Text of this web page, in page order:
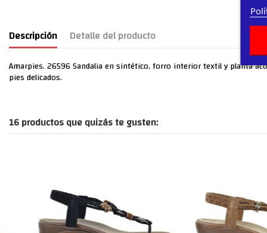
Descripción Detalle del producto
Amarpies. 26596 Sandalia en sintético, forro interior textil y planta
pies delicados.
16 productos que quizás te gusten: